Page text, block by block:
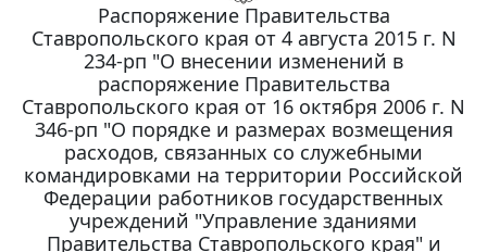
Распоряжение Правительства
Ставропольского края от 4 августа 2015 г. N
234-рп "О внесении изменений в
распоряжение Правительства
Ставропольского края от 16 октября 2006 г. N
346-рп "О порядке и размерах возмещения
расходов, связанных со служебными
командировками на территории Российской
Федерации работников государственных
учреждений "Управление зданиями
Правительства Ставропольского края" и